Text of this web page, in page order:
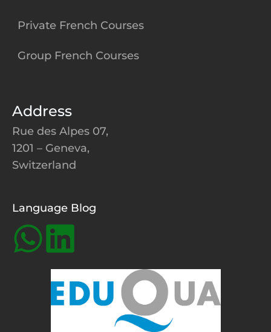
Private French Courses
Group French Courses
Address
Rue des Alpes 07,
1201 – Geneva,
Switzerland
Language Blog